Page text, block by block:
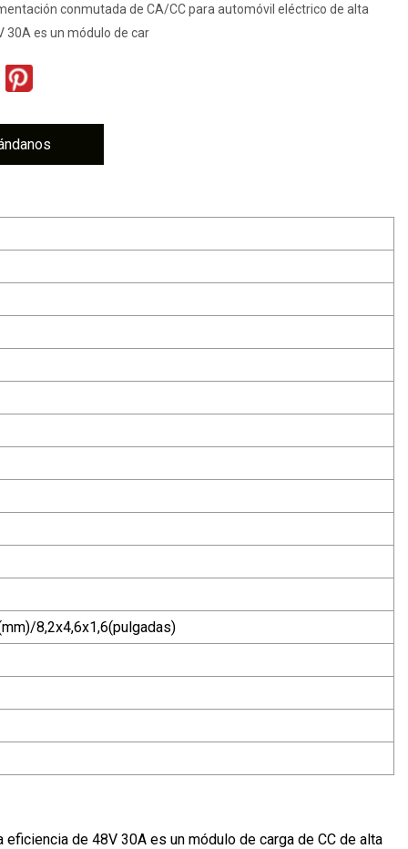
conmutada de CA/CC para automóvil eléctrico de alta
30A es un módulo de car
8,2x4,6x1,6(pulgadas)
de 48V 30A es un módulo de carga de CC de alta